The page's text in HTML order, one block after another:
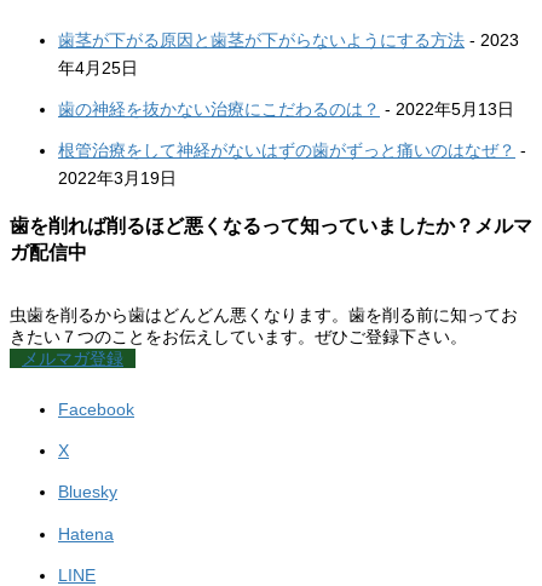
歯茎が下がる原因と歯茎が下がらないようにする方法 - 2023
年4月25日
歯の神経を抜かない治療にこだわるのは？ - 2022年5月13日
根管治療をして神経がないはずの歯がずっと痛いのはなぜ？ -
2022年3月19日
歯を削れば削るほど悪くなるって知っていましたか？メルマ
ガ配信中
虫歯を削るから歯はどんどん悪くなります。歯を削る前に知ってお
きたい７つのことをお伝えしています。ぜひご登録下さい。
メルマガ登録
Facebook
X
Bluesky
Hatena
LINE